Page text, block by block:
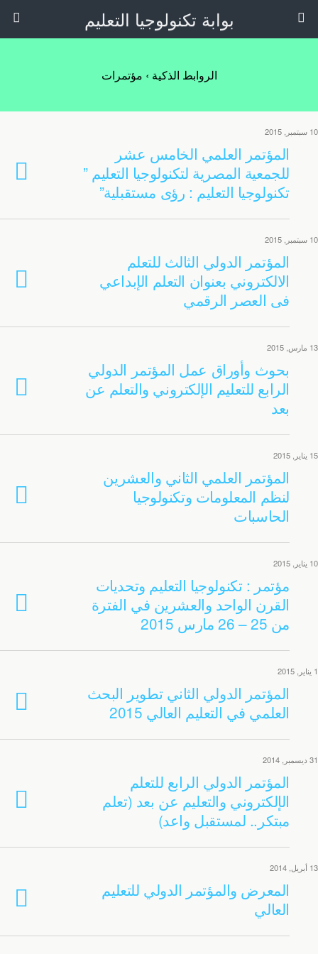
بوابة تكنولوجيا التعليم
الروابط الذكية › مؤتمرات
10 سبتمبر, 2015
المؤتمر العلمي الخامس عشر
للجمعية المصرية لتكنولوجيا التعليم ”
تكنولوجيا التعليم : رؤى مستقبلية”
10 سبتمبر, 2015
المؤتمر الدولي الثالث للتعلم
الالكتروني بعنوان التعلم الإبداعي
فى العصر الرقمي
13 مارس, 2015
بحوث وأوراق عمل المؤتمر الدولي
الرابع للتعليم الإلكتروني والتعلم عن
بعد
15 يناير, 2015
المؤتمر العلمي الثاني والعشرين
لنظم المعلومات وتكنولوجيا
الحاسبات
10 يناير, 2015
مؤتمر : تكنولوجيا التعليم وتحديات
القرن الواحد والعشرين في الفترة
من 25 – 26 مارس 2015
1 يناير, 2015
المؤتمر الدولي الثاني تطوير البحث
العلمي في التعليم العالي 2015
31 ديسمبر, 2014
المؤتمر الدولي الرابع للتعلم
الإلكتروني والتعليم عن بعد (تعلم
مبتكر.. لمستقبل واعد)
13 أبريل, 2014
المعرض والمؤتمر الدولي للتعليم
العالي